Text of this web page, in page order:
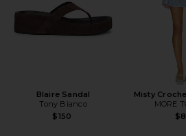
Blaire Sandal
Tony Bianco
$150
Misty
MORE